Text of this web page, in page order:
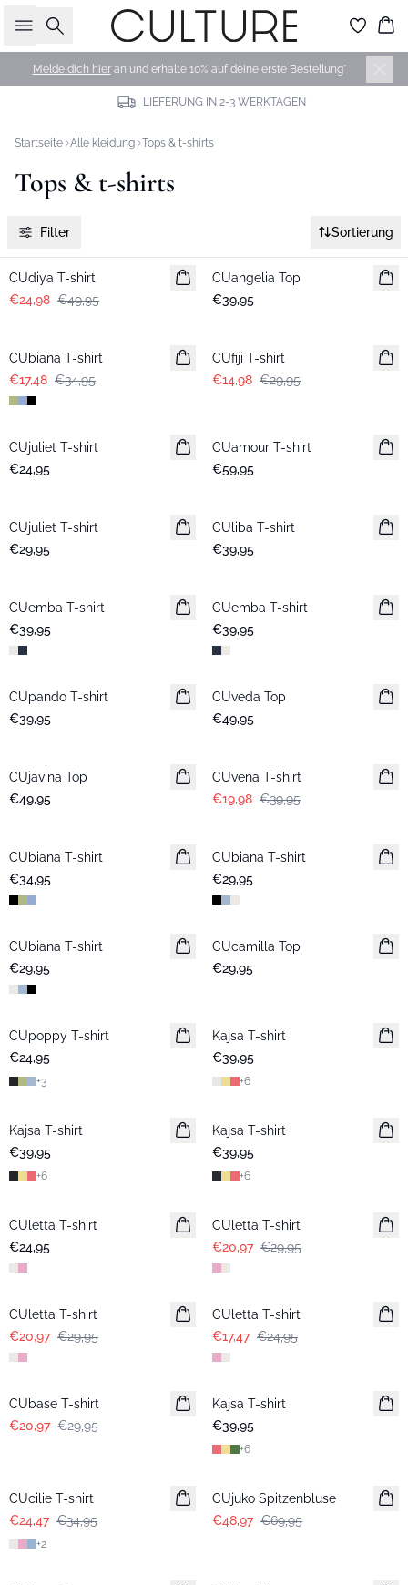
Suche
Melde dich hieran und erhalte 10% auf deine erste Bestellung*
LIEFERUNG IN 2-3 WERKTAGEN
Startseite Alle kleidung Tops & t-shirts
Tops & t-shirts
Filter Sortierung
-50%
CUdiya T-shirt
€24,98 €49,95
CUangelia Top
€39,95
CUbiana T-shirt
€17,48 €34,95
CUfiji T-shirt
€14,98 €29,95
Neuheiten
CUjuliet T-shirt
€24,95
Neuheiten
CUamour T-shirt
€59,95
Neuheiten
CUjuliet T-shirt
€29,95
Neuheiten
CUliba T-shirt
€39,95
Neuheiten
CUemba T-shirt
€39,95
Neuheiten
CUemba T-shirt
€39,95
Neuheiten
CUpando T-shirt
€39,95
Neuheiten
CUveda Top
€49,95
Neuheiten
CUjavina Top
€49,95
CUvena T-shirt
€19,98 €39,95
CUbiana T-shirt
€34,95
CUbiana T-shirt
€29,95
Neuheiten
CUbiana T-shirt
€29,95
CUcamilla Top
€29,95
Neuheiten
CUpoppy T-shirt
€24,95
+3
Neuheiten
Kajsa T-shirt
€39,95
+6
Kajsa T-shirt
€39,95
+6
Kajsa T-shirt
€39,95
+6
Neuheiten
CUletta T-shirt
€24,95
CUletta T-shirt
€20,97 €29,95
-30%
CUletta T-shirt
€20,97 €29,95
-30%
CUletta T-shirt
€17,47 €24,95
-30%
CUbase T-shirt
€20,97 €29,95
Kajsa T-shirt
€39,95
+6
CUcilie T-shirt
€24,47 €34,95
+2
CUjuko Spitzenbluse
€48,97 €69,95